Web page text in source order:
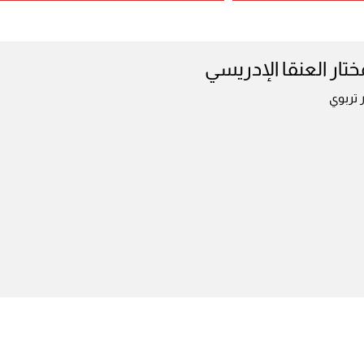
العنقا الإدريسي
تربوي